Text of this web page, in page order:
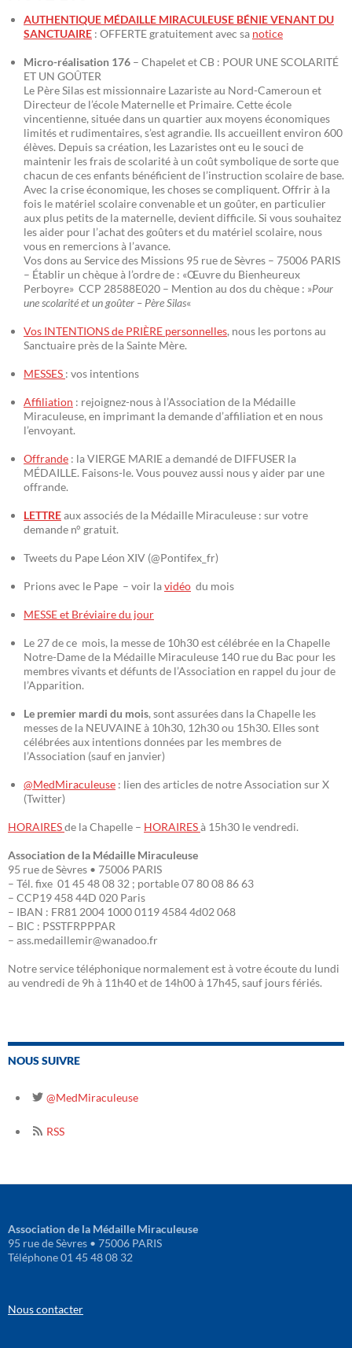
AUTHENTIQUE MÉDAILLE MIRACULEUSE BÉNIE VENANT DU
SANCTUAIRE : OFFERTE gratuitement avec sa notice
Micro-réalisation 176 – Chapelet et CB : POUR UNE SCOLARITÉ
ET UN GOÛTER
Le Père Silas est missionnaire Lazariste au Nord-Cameroun et
Directeur de l’école Maternelle et Primaire. Cette école
vincentienne, située dans un quartier aux moyens économiques
limités et rudimentaires, s’est agrandie. Ils accueillent environ 600
élèves. Depuis sa création, les Lazaristes ont eu le souci de
maintenir les frais de scolarité à un coût symbolique de sorte que
chacun de ces enfants bénéficient de l’instruction scolaire de base.
Avec la crise économique, les choses se compliquent. Offrir à la
fois le matériel scolaire convenable et un goûter, en particulier
aux plus petits de la maternelle, devient difficile. Si vous souhaitez
les aider pour l’achat des goûters et du matériel scolaire, nous
vous en remercions à l’avance.
Vos dons au Service des Missions 95 rue de Sèvres – 75006 PARIS
– Établir un chèque à l’ordre de : «Œuvre du Bienheureux
Perboyre» CCP 28588E020 – Mention au dos du chèque : »Pour
une scolarité et un goûter – Père Silas«
Vos INTENTIONS de PRIÈRE personnelles, nous les portons au
Sanctuaire près de la Sainte Mère.
MESSES : vos intentions
Affiliation : rejoignez-nous à l’Association de la Médaille
Miraculeuse, en imprimant la demande d’affiliation et en nous
l’envoyant.
Offrande : la VIERGE MARIE a demandé de DIFFUSER la
MÉDAILLE. Faisons-le. Vous pouvez aussi nous y aider par une
offrande.
LETTREaux associés de la Médaille Miraculeuse : sur votre
demande n° gratuit.
Tweets du Pape Léon XIV (@Pontifex_fr)
Prions avec le Pape – voir lavidéo du mois
MESSE et Bréviaire du jour
Le 27 de ce mois, la messe de 10h30 est célébrée en la Chapelle
Notre-Dame de la Médaille Miraculeuse 140 rue du Bac pour les
membres vivants et défunts de l’Association en rappel du jour de
l’Apparition.
Le premier mardi du mois, sont assurées dans la Chapelle les
messes de la NEUVAINE à 10h30, 12h30 ou 15h30. Elles sont
célébrées aux intentions données par les membres de
l’Association (sauf en janvier)
@MedMiraculeuse : lien des articles de notre Association sur X
(Twitter)
HORAIRESde la Chapelle – HORAIRESà 15h30 le vendredi.
Association de la Médaille Miraculeuse
95 rue de Sèvres • 75006 PARIS
– Tél. fixe 01 45 48 08 32 ; portable 07 80 08 86 63
– CCP19 458 44D 020 Paris
– IBAN : FR81 2004 1000 0119 4584 4d02 068
– BIC : PSSTFRPPPAR
– ass.medaillemir@wanadoo.fr
Notre service téléphonique normalement est à votre écoute du lundi
au vendredi de 9h à 11h40 et de 14h00 à 17h45, sauf jours fériés.
NOUS SUIVRE
@MedMiraculeuse
RSS
Association de la Médaille Miraculeuse
95 rue de Sèvres • 75006 PARIS
Téléphone 01 45 48 08 32
Nous contacter